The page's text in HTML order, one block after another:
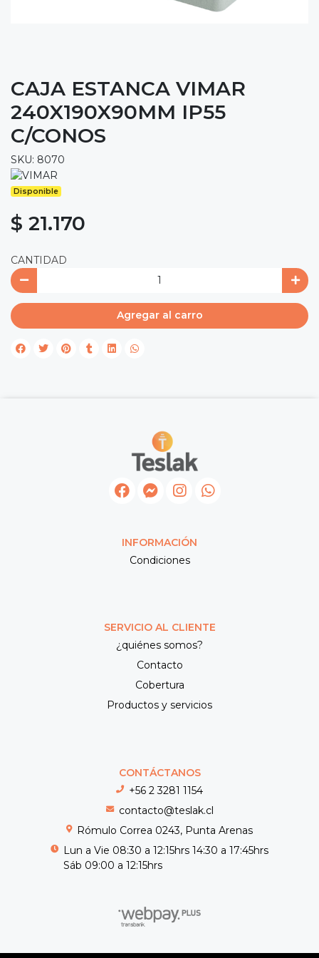
CAJA ESTANCA VIMAR
240X190X90MM IP55
C/CONOS
SKU: 8070
Disponible
$ 21.170
CANTIDAD
Agregar al carro
INFORMACIÓN
Condiciones
SERVICIO AL CLIENTE
¿quiénes somos?
Contacto
Cobertura
Productos y servicios
CONTÁCTANOS
+56 2 3281 1154
contacto@teslak.cl
Rómulo Correa 0243, Punta Arenas
Lun a Vie 08:30 a 12:15hrs 14:30 a 17:45hrs
Sáb 09:00 a 12:15hrs